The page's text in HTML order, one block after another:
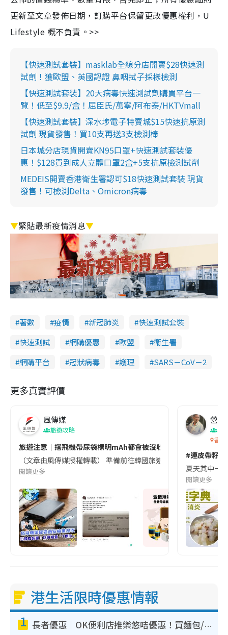
更新至文章發佈日期，訂購平台保留更改優惠權利，U
Lifestyle 概不負責。>>
【快速測試套裝】masklab全線分店開賣$28快速測
試劑！獲歐盟、英國認證 鼻咽拭子採樣檢測
【快速測試套裝】20大病毒快速測試劑購買平台一
覽！低至$9.9/盒！屈臣氏/萬寧/阿布泰/HKTVmall
【快速測試套裝】深水埗電子特賣城$15快速抗原測
試劑 現貨發售！買10支再送3支檢測棒
日本城分店現貨開賣KN95口罩+快速測試套裝優
惠！$128買到成人立體口罩2盒+5支抗原檢測試劑
MEDEIS開賣香港衛生署認可$18快速測試套裝 現貨
發售！可檢測Delta、Omicron病毒
▼緊貼最新疫情消息▼
著數 疫情 新冠肺炎
快速測試套裝
快速測試
網購優惠 歐盟
衞生署
網購平台
冠狀病毒 護理 SARS－CoV－2
更多真實評價
風傳媒
旅遊攻略
旅遊注意｜搭飛機帶尿袋標明mAh都會被沒收😱出發前切記檢查
（文章由風傳媒授權轉載） 準備前往韓國旅遊的民眾，近期要
閱讀更多
營養
香港
#連皮帶籽
夏天其中一
閱讀更多
港生活限時優惠情報
1 長者優惠｜OK便利店推樂悠咭優惠！買麵包/牛奶/保健品拍卡即減